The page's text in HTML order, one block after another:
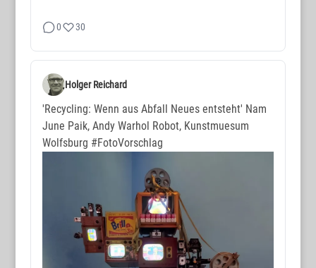
0 30
Holger Reichard
'Recycling: Wenn aus Abfall Neues entsteht' Nam
June Paik, Andy Warhol Robot, Kunstmuesum
Wolfsburg #FotoVorschlag